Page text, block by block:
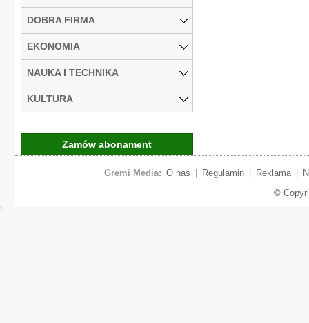
DOBRA FIRMA
EKONOMIA
NAUKA I TECHNIKA
KULTURA
Zamów abonament
Gremi Media: O nas Regulamin Reklama
©